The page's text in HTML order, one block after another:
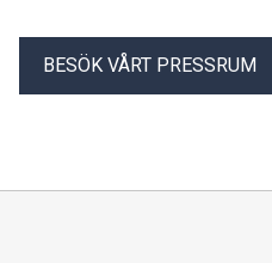
BESÖK VÅRT PRESSRUM